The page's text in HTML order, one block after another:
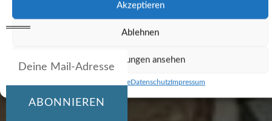
Akzeptieren
Ablehnen
Einstellungen ansehen
Cookie-RichtlinieDatenschutzImpressum
ABONNIEREN